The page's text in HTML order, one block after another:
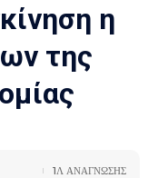
η
της
1Λ ΑΝΑΓΝΩΣΗΣ